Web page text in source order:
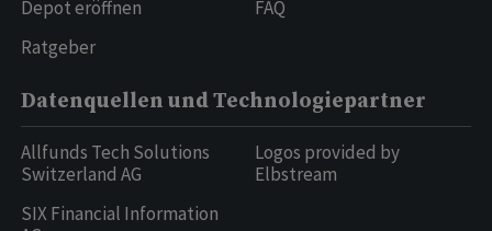
Depot eröffnen
Ratgeber
FAQ
Datenquellen und Technologiepartner
Allfunds Tech Solutions
Switzerland AG
SIX Financial Information
Logos provided by
Elbstream